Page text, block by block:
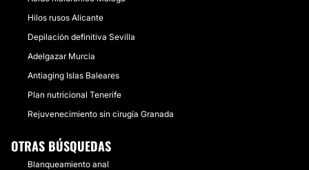
Hilos rusos Alicante
Depilación definitiva Sevilla
Adelgazar Murcia
Antiaging Islas Baleares
Plan nutricional Tenerife
Rejuvenecimiento sin cirugía Granada
OTRAS BÚSQUEDAS
Blanqueamiento anal